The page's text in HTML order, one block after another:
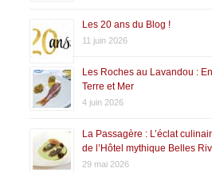
Les 20 ans du Blog !
11 juin 2026
Les Roches au Lavandou :
Terre et Mer
4 juin 2026
La Passagère : L’éclat
de l’Hôtel mythique Belles
29 mai 2026